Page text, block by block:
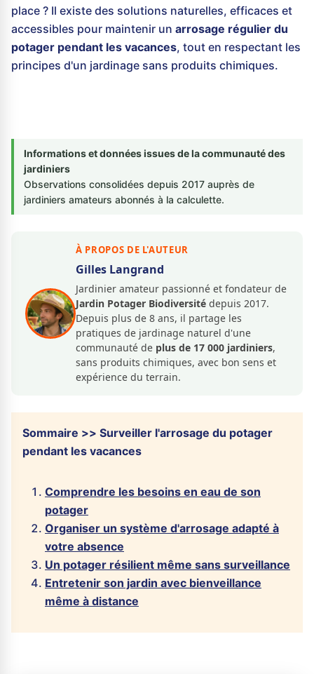
place ? Il existe des solutions naturelles, efficaces et
accessibles pour maintenir un arrosage régulier du
potager pendant les vacances, tout en respectant les
principes d'un jardinage sans produits chimiques.
Informations et données issues de la communauté des
jardiniers
Observations consolidées depuis 2017 auprès de
jardiniers amateurs abonnés à la calculette.
À PROPOS DE L'AUTEUR
Gilles Langrand
Jardinier amateur passionné et fondateur de
Jardin Potager Biodiversité depuis 2017.
Depuis plus de 8 ans, il partage les
pratiques de jardinage naturel d'une
communauté de plus de 17 000 jardiniers,
sans produits chimiques, avec bon sens et
expérience du terrain.
Sommaire >> Surveiller l'arrosage du potager
pendant les vacances
Comprendre les besoins en eau de son
potager
Organiser un système d'arrosage adapté à
votre absence
Un potager résilient même sans surveillance
Entretenir son jardin avec bienveillance
même à distance